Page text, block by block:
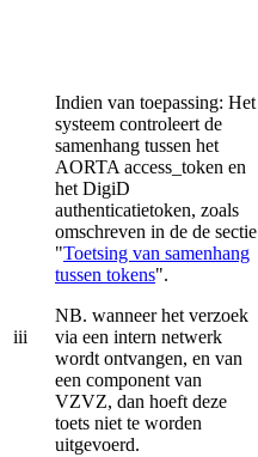
iii
Indien van toepassing: Het
systeem controleert de
samenhang tussen het
AORTA access_token en
het DigiD
authenticatietoken, zoals
omschreven in de de sectie
"Toetsing van samenhang
tussen tokens".
NB. wanneer het verzoek
via een intern netwerk
wordt ontvangen, en van
een component van
VZVZ, dan hoeft deze
toets niet te worden
uitgevoerd.